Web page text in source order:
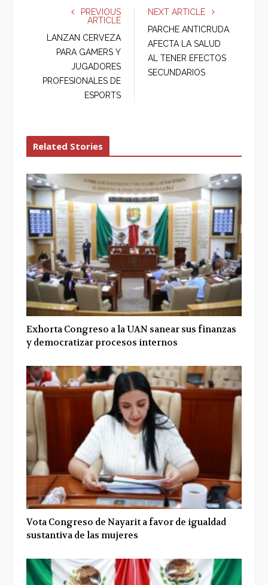
e
o
k
r
g
+
I
n
PREVIOUS
ARTICLE
LANZAN CERVEZA
PARA GAMERS Y
JUGADORES
PROFESIONALES DE
ESPORTS
NEXT ARTICLE
PARCHE ANTICRUDA
AFECTA LA SALUD
AL TENER EFECTOS
SECUNDARIOS
Related Stories
Exhorta Congreso a la UAN sanear sus finanzas
y democratizar procesos internos
Vota Congreso de Nayarit a favor de igualdad
sustantiva de las mujeres